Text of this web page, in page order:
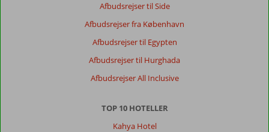
Afbudsrejser til Side
Afbudsrejser fra København
Afbudsrejser til Egypten
Afbudsrejser til Hurghada
Afbudsrejser All Inclusive
TOP 10 HOTELLER
Kahya Hotel